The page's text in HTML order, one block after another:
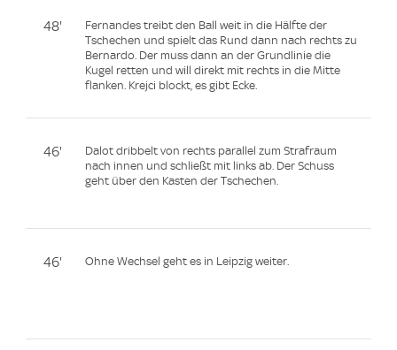
48'
Fernandes treibt den Ball weit in die Hälfte der
Tschechen und spielt das Rund dann nach rechts zu
Bernardo. Der muss dann an der Grundlinie die
Kugel retten und will direkt mit rechts in die Mitte
flanken. Krejci blockt, es gibt Ecke.
46'
Dalot dribbelt von rechts parallel zum Strafraum
nach innen und schließt mit links ab. Der Schuss
geht über den Kasten der Tschechen.
46' Ohne Wechsel geht es in Leipzig weiter.